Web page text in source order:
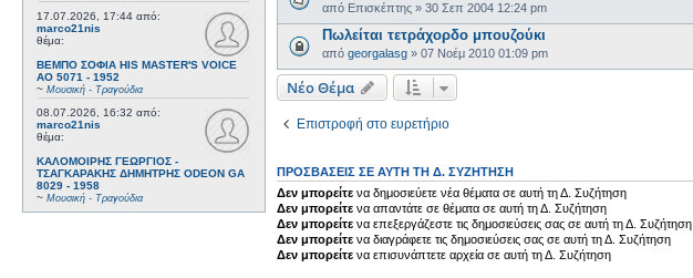
17.07.2026, 17:44 από:
marco21nis
θέμα:
ΒΕΜΠΟ ΣΟΦΙΑ HIS MASTER'S VOICE
AO 5071 - 1952
~ Μουσική - Τραγούδια
08.07.2026, 16:32 από:
marco21nis
θέμα:
ΚΑΛΟΜΟΙΡΗΣ ΓΕΩΡΓΙΟΣ -
ΤΣΑΓΚΑΡΑΚΗΣ ΔΗΜΗΤΡΗΣ ODEON GA
8029 - 1958
~ Μουσική - Τραγούδια
από Επισκέπτης » 30 Σεπ 2004 12:24 pm
Πωλείται τετράχορδο μπουζούκι
από georgalasg » 07 Νοέμ 2010 01:09 pm
Νέο Θέμα
Επιστροφή στο ευρετήριο
ΠΡΟΣΒΆΣΕΙΣ ΣΕ ΑΥΤΉ ΤΗ Δ. ΣΥΖΉΤΗΣΗ
Δεν μπορείτε να δημοσιεύετε νέα θέματα σε αυτή τη Δ. Συζήτηση
Δεν μπορείτε να απαντάτε σε θέματα σε αυτή τη Δ. Συζήτηση
Δεν μπορείτε να επεξεργάζεστε τις δημοσιεύσεις σας σε αυτή τη Δ. Συζήτηση
Δεν μπορείτε να διαγράφετε τις δημοσιεύσεις σας σε αυτή τη Δ. Συζήτηση
Δεν μπορείτε να επισυνάπτετε αρχεία σε αυτή τη Δ. Συζήτηση